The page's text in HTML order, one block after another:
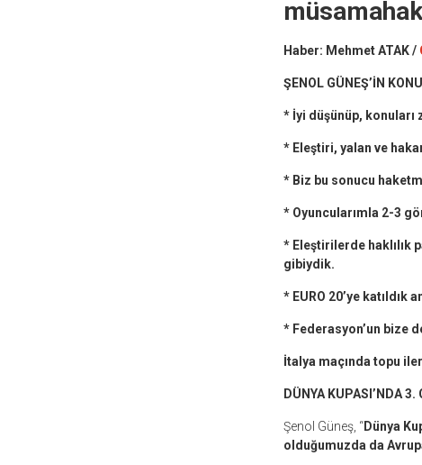
Haber: Mehmet ATAK /
ŞENOL GÜNEŞ’İN
* İyi düşünüp,
* Eleştiri, yalan ve
* Biz bu sonucu
* Oyuncularımla 2-3
* Eleştirilerde haklılık
gibiydik.
* EURO 20’ye katıldık
* Federasyon’un bize
İtalya maçında topu
DÜNYA KUPASI’NDA 3.
Şenol Güneş, “Dünya
olduğumuzda da